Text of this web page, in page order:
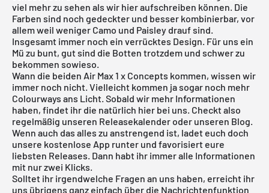
viel mehr zu sehen als wir hier aufschreiben können. Die
Farben sind noch gedeckter und besser kombinierbar, vor
allem weil weniger Camo und Paisley drauf sind.
Insgesamt immer noch ein verrücktes Design. Für uns ein
Mü zu bunt, gut sind die Botten trotzdem und schwer zu
bekommen sowieso.
Wann die beiden Air Max 1 x Concepts kommen, wissen wir
immer noch nicht. Vielleicht kommen ja sogar noch mehr
Colourways ans Licht. Sobald wir mehr Informationen
haben, findet ihr die natürlich hier bei uns. Checkt also
regelmäßig unseren Releasekalender oder unseren Blog.
Wenn auch das alles zu anstrengend ist, ladet euch doch
unsere kostenlose App runter und favorisiert eure
liebsten Releases. Dann habt ihr immer alle Informationen
mit nur zwei Klicks.
Solltet ihr irgendwelche Fragen an uns haben, erreicht ihr
uns übrigens ganz einfach über die Nachrichtenfunktion